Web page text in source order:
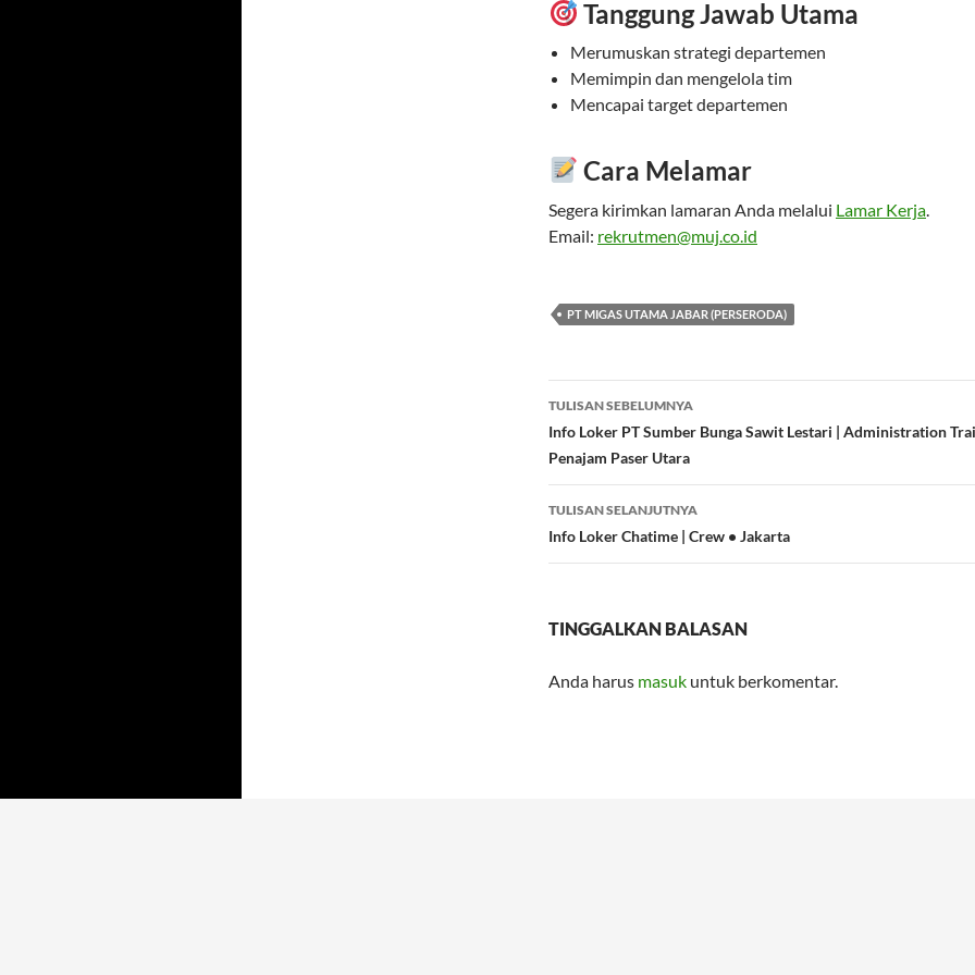
Tanggung Jawab Utama
Merumuskan strategi departemen
Memimpin dan mengelola tim
Mencapai target departemen
Cara Melamar
Segera kirimkan lamaran Anda melalui Lamar Kerja.
Email: rekrutmen@muj.co.id
PT MIGAS UTAMA JABAR (PERSERODA)
Navigasi
Tulisan
TULISAN SEBELUMNYA
Info Loker PT Sumber Bunga Sawit Lestari | Administration
Penajam Paser Utara
TULISAN SELANJUTNYA
Info Loker Chatime | Crew • Jakarta
TINGGALKAN BALASAN
Anda harus masuk untuk berkomentar.